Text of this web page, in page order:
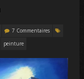
7 Commentaires
peinture